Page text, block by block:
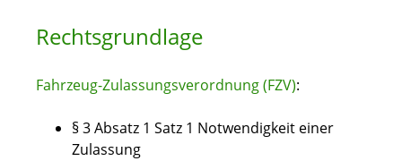
Rechtsgrundlage
Fahrzeug-Zulassungsverordnung (FZV):
§ 3 Absatz 1 Satz 1 Notwendigkeit einer
Zulassung